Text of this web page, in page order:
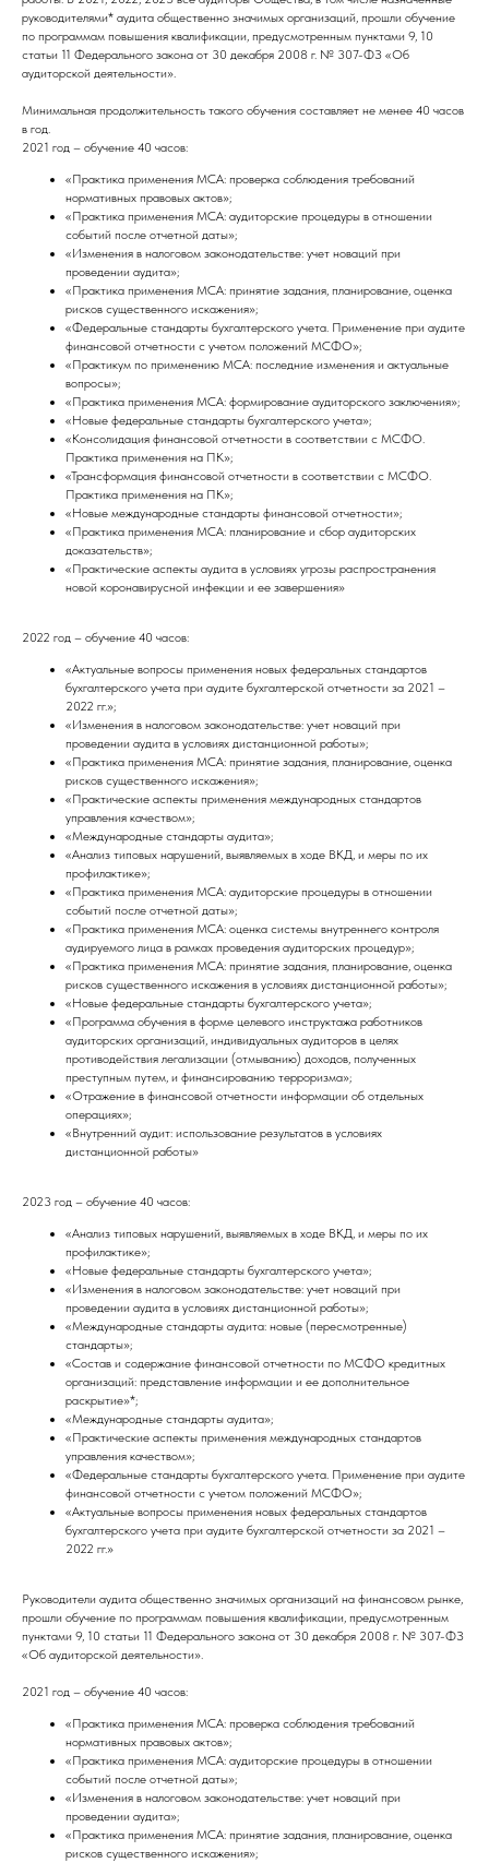
руководителями* аудита общественно значимых организаций, прошли обучение
по программам повышения квалификации, предусмотренным пунктами 9, 10
статьи 11 Федерального закона от 30 декабря 2008 г. № 307-ФЗ «Об
аудиторской деятельности».
Минимальная продолжительность такого обучения составляет не менее 40 часов
в год.
2021 год – обучение 40 часов:
«Практика применения МСА: проверка соблюдения требований
нормативных правовых актов»;
«Практика применения МСА: аудиторские процедуры в отношении
событий после отчетной даты»;
«Изменения в налоговом законодательстве: учет новаций при
проведении аудита»;
«Практика применения МСА: принятие задания, планирование, оценка
рисков существенного искажения»;
«Федеральные стандарты бухгалтерского учета. Применение при аудите
финансовой отчетности с учетом положений МСФО»;
«Практикум по применению МСА: последние изменения и актуальные
вопросы»;
«Практика применения МСА: формирование аудиторского заключения»;
«Новые федеральные стандарты бухгалтерского учета»;
«Консолидация финансовой отчетности в соответствии с МСФО.
Практика применения на ПК»;
«Трансформация финансовой отчетности в соответствии с МСФО.
Практика применения на ПК»;
«Новые международные стандарты финансовой отчетности»;
«Практика применения МСА: планирование и сбор аудиторских
доказательств»;
«Практические аспекты аудита в условиях угрозы распространения
новой коронавирусной инфекции и ее завершения»
2022 год – обучение 40 часов:
«Актуальные вопросы применения новых федеральных стандартов
бухгалтерского учета при аудите бухгалтерской отчетности за 2021 –
2022 гг.»;
«Изменения в налоговом законодательстве: учет новаций при
проведении аудита в условиях дистанционной работы»;
«Практика применения МСА: принятие задания, планирование, оценка
рисков существенного искажения»;
«Практические аспекты применения международных стандартов
управления качеством»;
«Международные стандарты аудита»;
«Анализ типовых нарушений, выявляемых в ходе ВКД, и меры по их
профилактике»;
«Практика применения МСА: аудиторские процедуры в отношении
событий после отчетной даты»;
«Практика применения МСА: оценка системы внутреннего контроля
аудируемого лица в рамках проведения аудиторских процедур»;
«Практика применения МСА: принятие задания, планирование, оценка
рисков существенного искажения в условиях дистанционной работы»;
«Новые федеральные стандарты бухгалтерского учета»;
«Программа обучения в форме целевого инструктажа работников
аудиторских организаций, индивидуальных аудиторов в целях
противодействия легализации (отмыванию) доходов, полученных
преступным путем, и финансированию терроризма»;
«Отражение в финансовой отчетности информации об отдельных
операциях»;
«Внутренний аудит: использование результатов в условиях
дистанционной работы»
2023 год – обучение 40 часов:
«Анализ типовых нарушений, выявляемых в ходе ВКД, и меры по их
профилактике»;
«Новые федеральные стандарты бухгалтерского учета»;
«Изменения в налоговом законодательстве: учет новаций при
проведении аудита в условиях дистанционной работы»;
«Международные стандарты аудита: новые (пересмотренные)
стандарты»;
«Состав и содержание финансовой отчетности по МСФО кредитных
организаций: представление информации и ее дополнительное
раскрытие»*;
«Международные стандарты аудита»;
«Практические аспекты применения международных стандартов
управления качеством»;
«Федеральные стандарты бухгалтерского учета. Применение при аудите
финансовой отчетности с учетом положений МСФО»;
«Актуальные вопросы применения новых федеральных стандартов
бухгалтерского учета при аудите бухгалтерской отчетности за 2021 –
2022 гг.»
Руководители аудита общественно значимых организаций на финансовом рынке,
прошли обучение по программам повышения квалификации, предусмотренным
пунктами 9, 10 статьи 11 Федерального закона от 30 декабря 2008 г. № 307-ФЗ
«Об аудиторской деятельности».
2021 год – обучение 40 часов:
«Практика применения МСА: проверка соблюдения требований
нормативных правовых актов»;
«Практика применения МСА: аудиторские процедуры в отношении
событий после отчетной даты»;
«Изменения в налоговом законодательстве: учет новаций при
проведении аудита»;
«Практика применения МСА: принятие задания, планирование, оценка
рисков существенного искажения»;